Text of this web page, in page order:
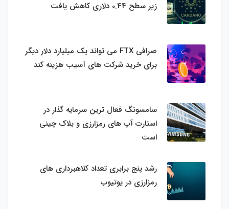
زیر سطح 0.44 دلاری کاهش یافت
صرافی FTX می تواند یک میلیارد دلار دیگر
برای خرید شرکت های آسیب هزینه کند
سامسونگ فعال‌ ترین سرمایه‌ گذار در
استارت‌ آپ‌ های رمزارزی و بلاک چینی
است
رشد پنج برابری تعداد کلاهبرداری های
رمزارزی در یوتیوب